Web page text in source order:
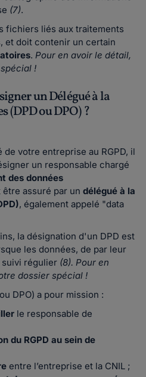
(7).
fichiers liés aux traitements
et doit contenir un certain
. Pour en avoir le détail,
!
un Délégué à la
(DPD ou DPO) ?
votre entreprise au RGPD, il
un responsable chargé
des données
être assuré par un délégué à la
, également appelé "data
la désignation d'un DPD est
les données, de par leur
régulier (8). Pour en
dossier spécial !
DPO) a pour mission :
le responsable de
du RGPD au sein de
entre l’entreprise et la CNIL ;